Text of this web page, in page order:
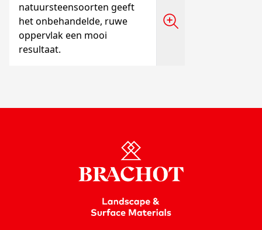
natuursteensoorten geeft
het onbehandelde, ruwe
oppervlak een mooi
resultaat.